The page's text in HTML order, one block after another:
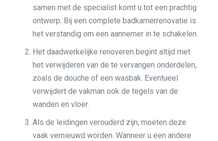
samen met de specialist komt u tot een prachtig
ontwerp. Bij een complete badkamerrenovatie is
het verstandig om een aannemer in te schakelen.
Het daadwerkelijke renoveren begint altijd met
het verwijderen van de te vervangen onderdelen,
zoals de douche of een wasbak. Eventueel
verwijdert de vakman ook de tegels van de
wanden en vloer.
Als de leidingen verouderd zijn, moeten deze
vaak vernieuwd worden. Wanneer u een andere